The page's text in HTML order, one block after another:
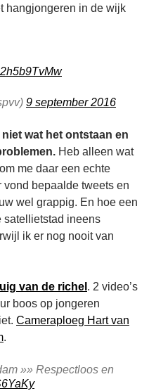
hangjongeren in de wijk
9 september 2016
wat het ontstaan en
Heb alleen wat
me daar een echte
vond bepaalde tweets en
wel grappig. En hoe een
satellietstad ineens
ik er nog nooit van
van de richel . 2 video’s
boos op jongeren
Cameraploeg Hart van
.
»» Respectloos en